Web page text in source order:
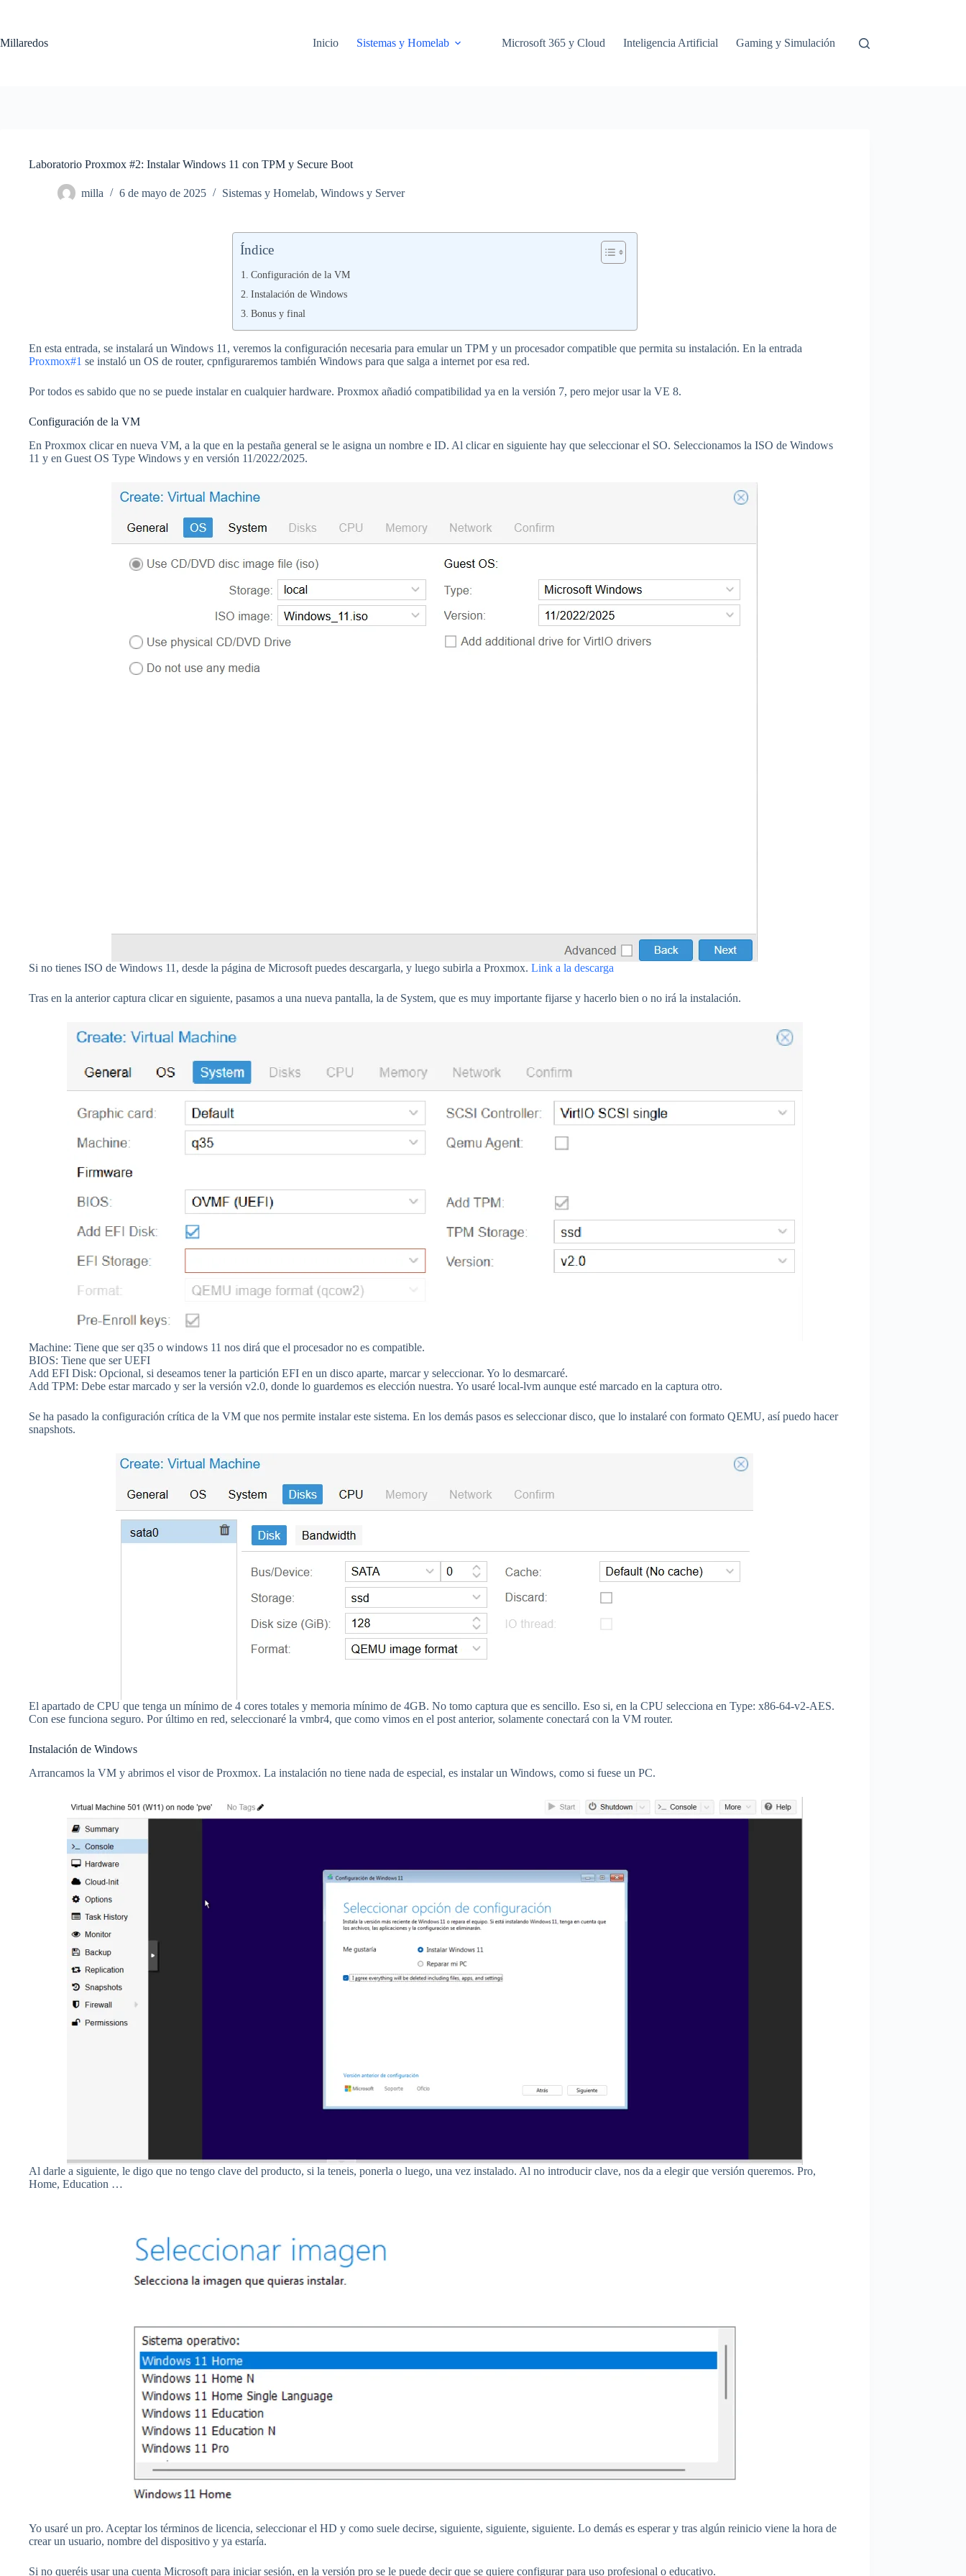
Millaredos
Inicio Sistemas y Homelab Microsoft 365 y Cloud Inteligencia Artificial Gaming y Simulación
Laboratorio Proxmox #2: Instalar Windows 11 con TPM y Secure Boot
milla 6 de mayo de 2025 Sistemas y Homelab, Windows y Server
Índice
Configuración de la VM
Instalación de Windows
Bonus y final
En esta entrada, se instalará un Windows 11, veremos la configuración necesaria para emular un TPM y un procesador compatible que permita su instalación. En la entrada
Proxmox#1 se instaló un OS de router, cpnfiguraremos también Windows para que salga a internet por esa red.
Por todos es sabido que no se puede instalar en cualquier hardware. Proxmox añadió compatibilidad ya en la versión 7, pero mejor usar la VE 8.
Configuración de la VM
En Proxmox clicar en nueva VM, a la que en la pestaña general se le asigna un nombre e ID. Al clicar en siguiente hay que seleccionar el SO. Seleccionamos la ISO de Windows
11 y en Guest OS Type Windows y en versión 11/2022/2025.
Si no tienes ISO de Windows 11, desde la página de Microsoft puedes descargarla, y luego subirla a Proxmox. Link a la descarga
Tras en la anterior captura clicar en siguiente, pasamos a una nueva pantalla, la de System, que es muy importante fijarse y hacerlo bien o no irá la instalación.
Machine: Tiene que ser q35 o windows 11 nos dirá que el procesador no es compatible.
BIOS: Tiene que ser UEFI
Add EFI Disk: Opcional, si deseamos tener la partición EFI en un disco aparte, marcar y seleccionar. Yo lo desmarcaré.
Add TPM: Debe estar marcado y ser la versión v2.0, donde lo guardemos es elección nuestra. Yo usaré local-lvm aunque esté marcado en la captura otro.
Se ha pasado la configuración crítica de la VM que nos permite instalar este sistema. En los demás pasos es seleccionar disco, que lo instalaré con formato QEMU, así puedo hacer
snapshots.
El apartado de CPU que tenga un mínimo de 4 cores totales y memoria mínimo de 4GB. No tomo captura que es sencillo. Eso si, en la CPU selecciona en Type: x86-64-v2-AES.
Con ese funciona seguro. Por último en red, seleccionaré la vmbr4, que como vimos en el post anterior, solamente conectará con la VM router.
Instalación de Windows
Arrancamos la VM y abrimos el visor de Proxmox. La instalación no tiene nada de especial, es instalar un Windows, como si fuese un PC.
Al darle a siguiente, le digo que no tengo clave del producto, si la teneis, ponerla o luego, una vez instalado. Al no introducir clave, nos da a elegir que versión queremos. Pro,
Home, Education …
Yo usaré un pro. Aceptar los términos de licencia, seleccionar el HD y como suele decirse, siguiente, siguiente, siguiente. Lo demás es esperar y tras algún reinicio viene la hora de
crear un usuario, nombre del dispositivo y ya estaría.
Si no queréis usar una cuenta Microsoft para iniciar sesión, en la versión pro se le puede decir que se quiere configurar para uso profesional o educativo.